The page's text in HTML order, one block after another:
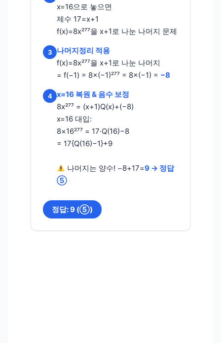
x=16으로 놓으면
제수 17=x+1
f(x)=8x²⁷⁷을 x+1로 나눈 나머지 문제
3
나머지정리 적용
f(x)=8x²⁷⁷을 x+1로 나눈 나머지
= f(−1) = 8×(−1)²⁷⁷ = 8×(−1) = −8
4 x=16 복원 & 음수 보정
8x²⁷⁷ = (x+1)Q(x)+(−8)
x=16 대입:
8×16²⁷⁷ = 17·Q(16)−8
= 17{Q(16)−1}+9
나머지는 양수! −8+17=9 → 정답
⑤
정답: 9 (⑤)